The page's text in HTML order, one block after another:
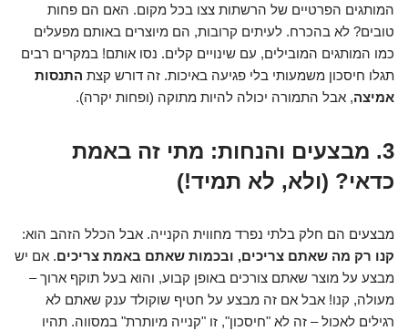
המותגים הפרטיים של הרשתות צצו בכל מקום. האם הם פחות
טובים? לא בהכרח. לעיתים קרובות, הם מיוצרים באותם מפעלים
כמו המותגים המובילים, עם שינויים קלים. נסו אותם! במקרים רבים
תגלו חיסכון משמעותי בלי פגיעה באיכות. זה דורש קצת התנסות
אמיצה, אבל התמורה יכולה להיות מתוקה (ופחות יקרה).
3. מבצעים והנחות: מתי זה באמת
כדאי? (ולא, לא תמיד!)
מבצעים הם חלק בלתי נפרד מחווית הקנייה. אבל הכלל הזהב הוא:
קנו רק מה שאתם צריכים, ובכמות שאתם באמת צריכים. אם יש
מבצע על מוצר שאתם צורכים באופן קבוע, והוא בעל תוקף ארוך –
מעולה, קנו! אבל אם זה מבצע על חטיף שוקולד ענק שאתם לא
רגילים לאכול – זה לא "חיסכון", זו "קנייה מיותרת" במסווה. תהיו